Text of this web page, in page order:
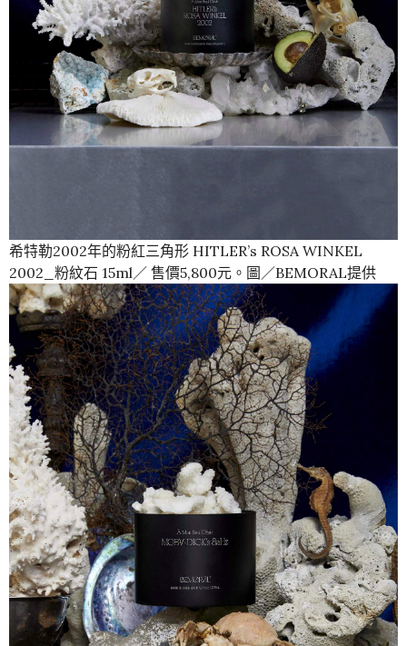
希特勒2002年的粉紅三角形 HITLER’s ROSA WINKEL
2002_粉紋石 15ml／ 售價5,800元。圖／BEMORAL提供